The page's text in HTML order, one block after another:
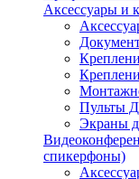
Аксессуары и
Пульты
Экраны
спикерфоны)